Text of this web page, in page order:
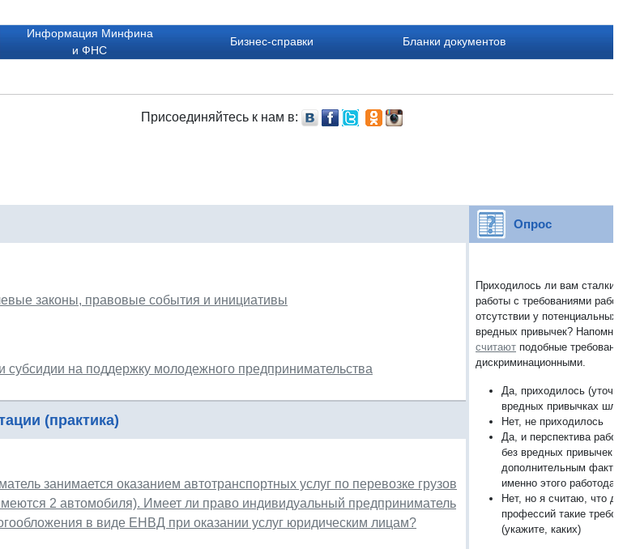
Информация Минфина
и ФНС
Бизнес-справки Бланки документов
Присоединяйтесь к нам в:
законы, правовые события и инициативы
субсидии на поддержку молодежного предпринимательства
(практика)
занимается оказанием автотранспортных услуг по перевозке грузов
2 автомобиля). Имеет ли право индивидуальный предприниматель
в виде ЕНВД при оказании услуг юридическим лицам?
Опрос
Приходилось ли вам
работы с требованиями
отсутствии у потенциальных
вредных привычек?
считают подобные
дискриминационными.
Да, приходилось
вредных привычках
Нет, не приходилось
Да, и перспектива
без вредных привычек
дополнительным
именно этого
Нет, но я считаю, что
профессий такие
(укажите, каких)